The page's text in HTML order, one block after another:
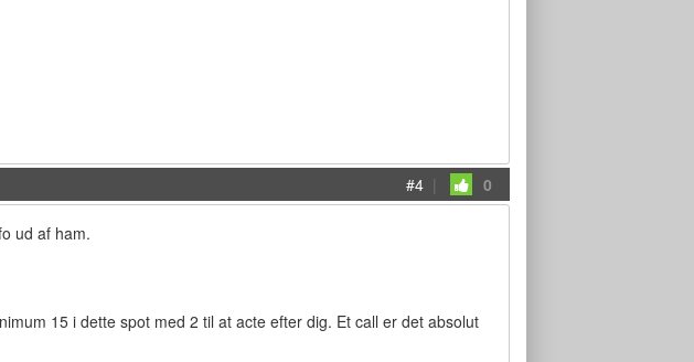
#4 | 0
ud af ham.
15 i dette spot med 2 til at acte efter dig. Et call er det absolut